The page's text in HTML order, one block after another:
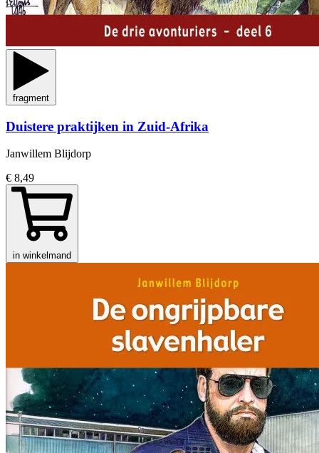
fragment
Duistere praktijken in Zuid-Afrika
Janwillem Blijdorp
€ 8,49
in winkelmand